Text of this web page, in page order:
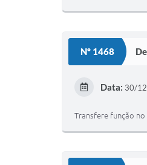
Nº 1468
Data: 30/
Transfere função